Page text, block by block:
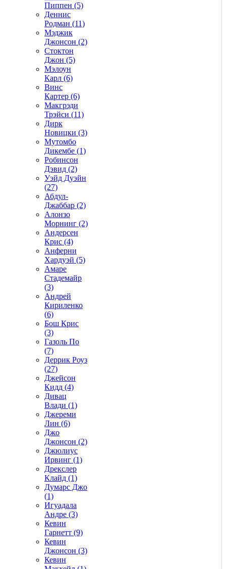
Пиппен (5)
Деннис
Родман (11)
Мэджик
Джонсон (2)
Стоктон
Джон (5)
Мэлоун
Карл (6)
Винс
Картер (6)
Макгрэди
Трэйси (11)
Дирк
Новицки (3)
Мутомбо
Дикембе (1)
Робинсон
Дэвид (2)
Уэйд Дуэйн
(27)
Абдул-
Джаббар (2)
Алонзо
Морнинг (2)
Андерсен
Крис (4)
Анферни
Xардуэй (5)
Амаре
Стадемайр
(3)
Андрей
Кириленко
(6)
Бош Крис
(3)
Газоль По
(7)
Деррик Роуз
(27)
Джейсон
Кидд (4)
Дивац
Влади (1)
Джереми
Лин (6)
Джо
Джонсон (2)
Джюлиус
Ирвинг (1)
Дрекслер
Клайд (1)
Думарс Джо
(1)
Игуадала
Андре (3)
Кевин
Гарнетт (9)
Кевин
Джонсон (3)
Кевин